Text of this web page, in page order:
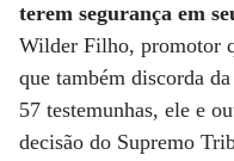
terem segurança em
Wilder Filho, promotor
que também discorda
57 testemunhas, ele e
decisão do Supremo